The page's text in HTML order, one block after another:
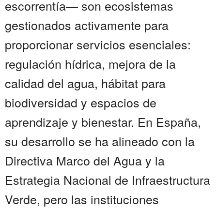
escorrentía— son ecosistemas
gestionados activamente para
proporcionar servicios esenciales:
regulación hídrica, mejora de la
calidad del agua, hábitat para
biodiversidad y espacios de
aprendizaje y bienestar. En España,
su desarrollo se ha alineado con la
Directiva Marco del Agua y la
Estrategia Nacional de Infraestructura
Verde, pero las instituciones